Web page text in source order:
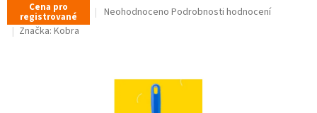
Cena pro
registrované
Průměrné
hvězdiček.
Neohodnoceno Podrobnosti hodnocení
Značka: Kobra